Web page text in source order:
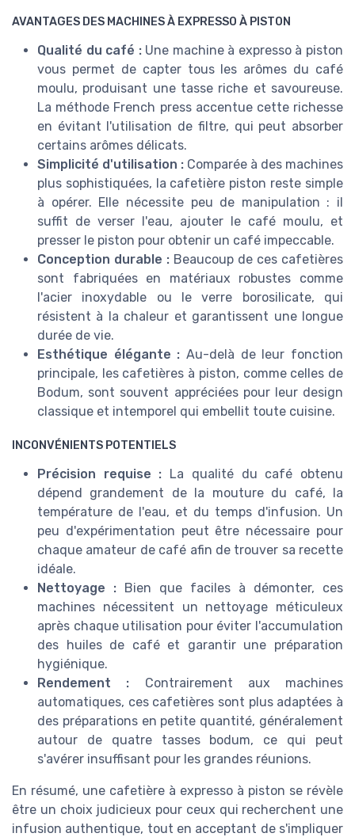
AVANTAGES DES MACHINES À EXPRESSO À PISTON
Qualité du café :Une machine à expresso à piston
vous permet de capter tous les arômes du café
moulu, produisant une tasse riche et savoureuse.
La méthode French press accentue cette richesse
en évitant l'utilisation de filtre, qui peut absorber
certains arômes délicats.
Simplicité d'utilisation : Comparée à des machines
plus sophistiquées, la cafetière piston reste simple
à opérer. Elle nécessite peu de manipulation : il
suffit de verser l'eau, ajouter le café moulu, et
presser le piston pour obtenir un café impeccable.
Conception durable : Beaucoup de ces cafetières
sont fabriquées en matériaux robustes comme
l'acier inoxydable ou le verre borosilicate, qui
résistent à la chaleur et garantissent une longue
durée de vie.
Esthétique élégante : Au-delà de leur fonction
principale, les cafetières à piston, comme celles de
Bodum, sont souvent appréciées pour leur design
classique et intemporel qui embellit toute cuisine.
INCONVÉNIENTS POTENTIELS
Précision requise : La qualité du café obtenu
dépend grandement de la mouture du café, la
température de l'eau, et du temps d'infusion. Un
peu d'expérimentation peut être nécessaire pour
chaque amateur de café afin de trouver sa recette
idéale.
Nettoyage : Bien que faciles à démonter, ces
machines nécessitent un nettoyage méticuleux
après chaque utilisation pour éviter l'accumulation
des huiles de café et garantir une préparation
hygiénique.
Rendement : Contrairement aux machines
automatiques, ces cafetières sont plus adaptées à
des préparations en petite quantité, généralement
autour de quatre tasses bodum, ce qui peut
s'avérer insuffisant pour les grandes réunions.
En résumé, une cafetière à expresso à piston se révèle
être un choix judicieux pour ceux qui recherchent une
infusion authentique, tout en acceptant de s'impliquer